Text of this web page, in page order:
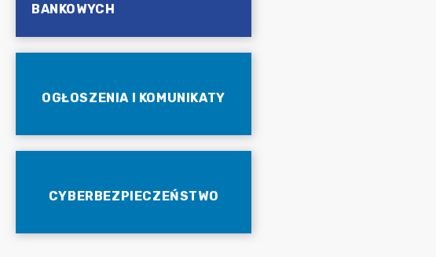
BANKOWYCH
OGŁOSZENIA I KOMUNIKATY
CYBERBEZPIECZEŃSTWO